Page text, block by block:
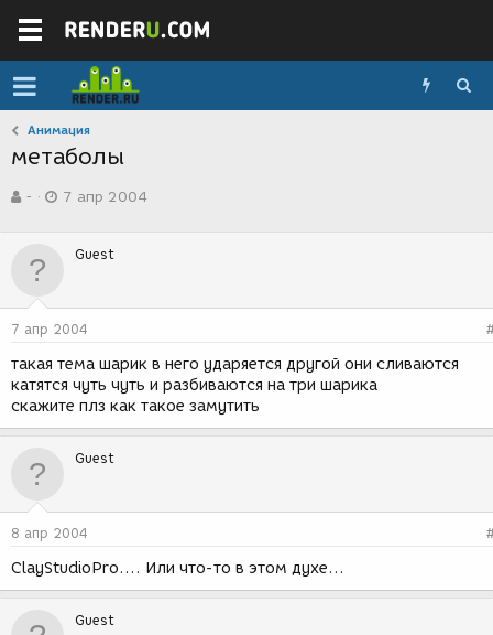
Анимация
метаболы
в
р
-
а
д
н
и
я
7 апр 2004
Guest
7 апр 2004
такая тема шарик в него ударяется другой они сливаются
катятся чуть чуть и разбиваются на три шарика
скажите плз как такое замутить
Guest
8 апр 2004
ClayStudioPro.... Или что-то в этом духе...
Guest